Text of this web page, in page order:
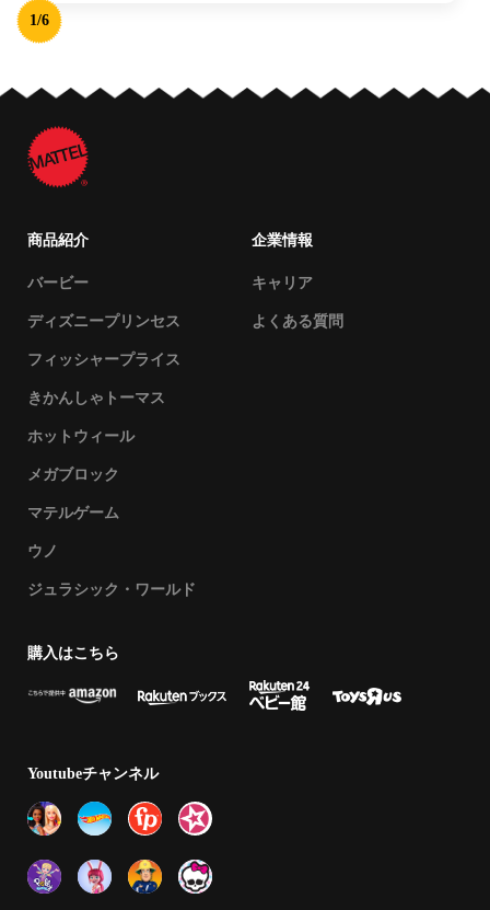
1/6
商品紹介
バービー
ディズニープリンセス
フィッシャープライス
きかんしゃトーマス
ホットウィール
メガブロック
マテルゲーム
ウノ
ジュラシック・ワールド
企業情報
キャリア
よくある質問
購⼊はこちら
Youtubeチャンネル